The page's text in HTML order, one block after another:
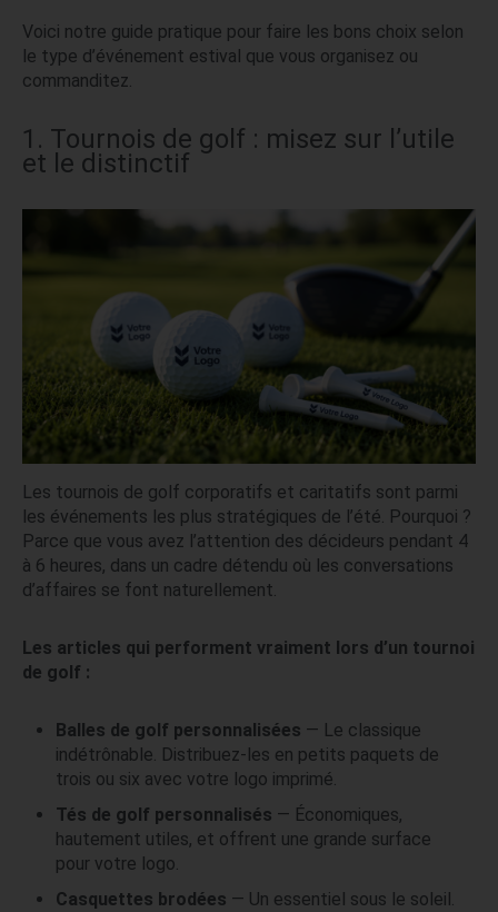
Voici notre guide pratique pour faire les bons choix selon
le type d’événement estival que vous organisez ou
commanditez.
1. Tournois de golf : misez sur l’utile
et le distinctif
Les tournois de golf corporatifs et caritatifs sont parmi
les événements les plus stratégiques de l’été. Pourquoi ?
Parce que vous avez l’attention des décideurs pendant 4
à 6 heures, dans un cadre détendu où les conversations
d’affaires se font naturellement.
Les articles qui performent vraiment lors d’un tournoi
de golf :
Balles de golf personnalisées — Le classique
indétrônable. Distribuez-les en petits paquets de
trois ou six avec votre logo imprimé.
Tés de golf personnalisés — Économiques,
hautement utiles, et offrent une grande surface
pour votre logo.
Casquettes brodées — Un essentiel sous le soleil.